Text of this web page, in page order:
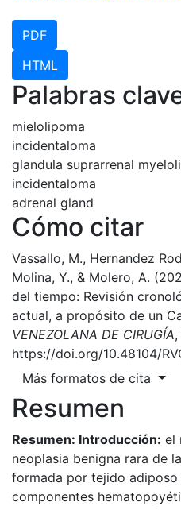
PDF
HTML
Palabras
mielolipoma
incidentaloma
glandula suprarrenal
incidentaloma
adrenal gland
Cómo citar
Vassallo, M., Hernandez
Molina, Y., & Molero, A.
del tiempo: Revisión
actual, a propósito de un
VENEZOLANA DE CIRUGÍA,
https://doi.org/10.48104/
Más formatos de cita
Resumen
Resumen: Introducción: el
neoplasia benigna rara de
formada por tejido
componentes